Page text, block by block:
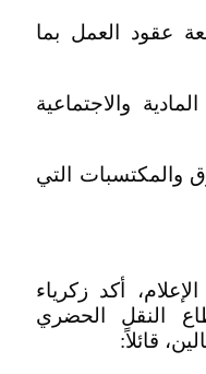
عقود العمل بما
والاجتماعية
والمكتسبات التي
أكد زكرياء
النقل الحضري
قائلاً: